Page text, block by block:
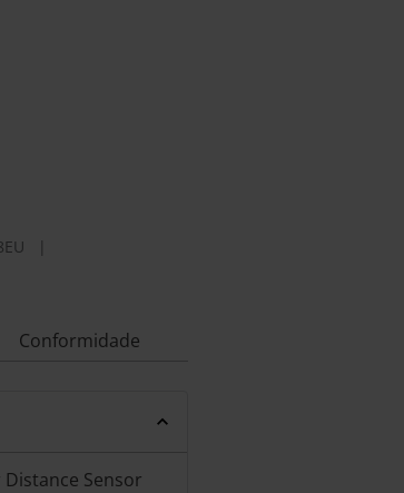
Conformidade
Distance Sensor